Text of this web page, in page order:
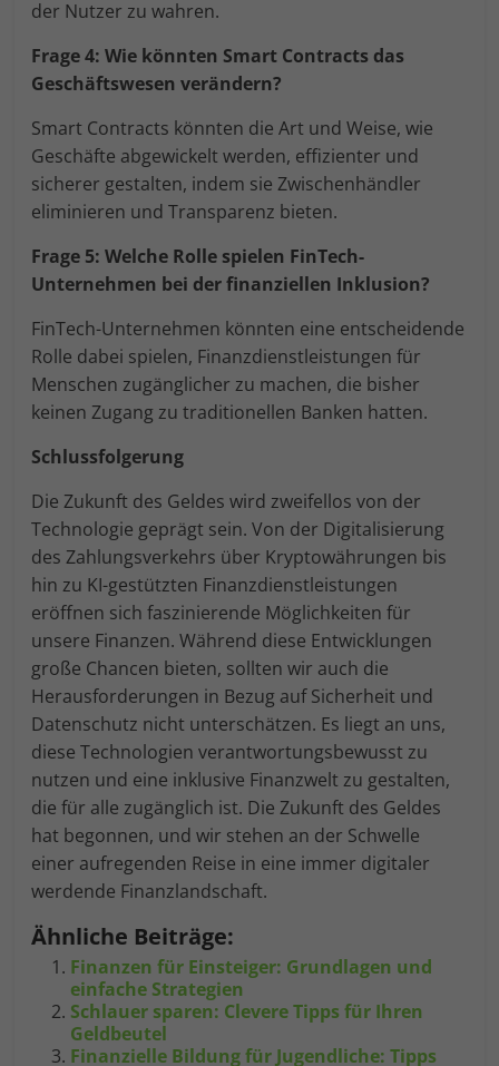
der Nutzer zu wahren.
Frage 4: Wie könnten Smart Contracts das
Geschäftswesen verändern?
Smart Contracts könnten die Art und Weise, wie
Geschäfte abgewickelt werden, effizienter und
sicherer gestalten, indem sie Zwischenhändler
eliminieren und Transparenz bieten.
Frage 5: Welche Rolle spielen FinTech-
Unternehmen bei der finanziellen Inklusion?
FinTech-Unternehmen könnten eine entscheidende
Rolle dabei spielen, Finanzdienstleistungen für
Menschen zugänglicher zu machen, die bisher
keinen Zugang zu traditionellen Banken hatten.
Schlussfolgerung
Die Zukunft des Geldes wird zweifellos von der
Technologie geprägt sein. Von der Digitalisierung
des Zahlungsverkehrs über Kryptowährungen bis
hin zu KI-gestützten Finanzdienstleistungen
eröffnen sich faszinierende Möglichkeiten für
unsere Finanzen. Während diese Entwicklungen
große Chancen bieten, sollten wir auch die
Herausforderungen in Bezug auf Sicherheit und
Datenschutz nicht unterschätzen. Es liegt an uns,
diese Technologien verantwortungsbewusst zu
nutzen und eine inklusive Finanzwelt zu gestalten,
die für alle zugänglich ist. Die Zukunft des Geldes
hat begonnen, und wir stehen an der Schwelle
einer aufregenden Reise in eine immer digitaler
werdende Finanzlandschaft.
Ähnliche Beiträge:
Finanzen für Einsteiger: Grundlagen und
einfache Strategien
Schlauer sparen: Clevere Tipps für Ihren
Geldbeutel
Finanzielle Bildung für Jugendliche: Tipps